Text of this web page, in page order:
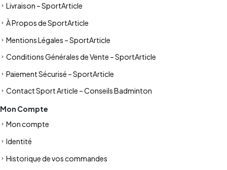
Livraison – SportArticle
À Propos de SportArticle
Mentions Légales – SportArticle
Conditions Générales de Vente – SportArticle
Paiement Sécurisé – SportArticle
Contact Sport Article – Conseils Badminton
Mon Compte
Mon compte
Identité
Historique de vos commandes